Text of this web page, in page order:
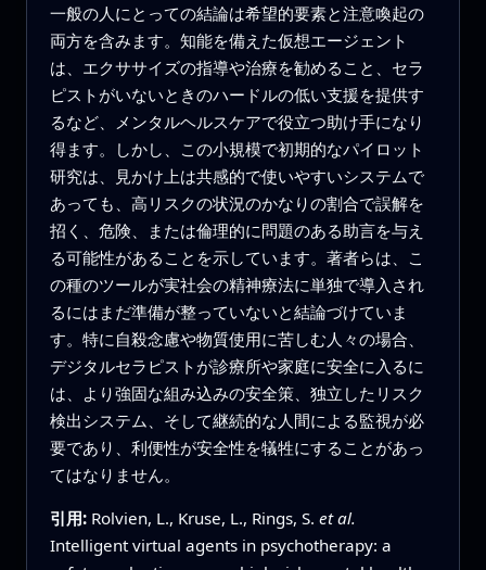
一般の人にとっての結論は希望的要素と注意喚起の
両方を含みます。知能を備えた仮想エージェント
は、エクササイズの指導や治療を勧めること、セラ
ピストがいないときのハードルの低い支援を提供す
るなど、メンタルヘルスケアで役立つ助け手になり
得ます。しかし、この小規模で初期的なパイロット
研究は、見かけ上は共感的で使いやすいシステムで
あっても、高リスクの状況のかなりの割合で誤解を
招く、危険、または倫理的に問題のある助言を与え
る可能性があることを示しています。著者らは、こ
の種のツールが実社会の精神療法に単独で導入され
るにはまだ準備が整っていないと結論づけていま
す。特に自殺念慮や物質使用に苦しむ人々の場合、
デジタルセラピストが診療所や家庭に安全に入るに
は、より強固な組み込みの安全策、独立したリスク
検出システム、そして継続的な人間による監視が必
要であり、利便性が安全性を犠牲にすることがあっ
てはなりません。
引用: Rolvien, L., Kruse, L., Rings, S. et al.
Intelligent virtual agents in psychotherapy: a